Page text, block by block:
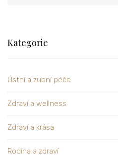
Kategorie
Ústní a zubní péče
Zdraví a wellness
Zdraví a krása
Rodina a zdraví